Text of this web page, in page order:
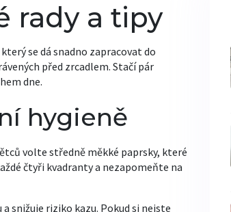
rady a tipy
se dá snadno zapracovat do
před zrcadlem. Stačí pár
dne.
hygieně
volte středně měkké paprsky, které
čtyři kvadranty a nezapomeňte na
snižuje riziko kazu. Pokud si nejste